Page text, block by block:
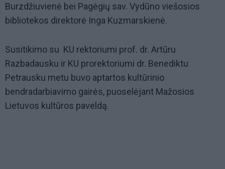
Burzdžiuvienė bei Pagėgių sav. Vydūno viešosios
bibliotekos direktorė Inga Kuzmarskienė.
Susitikimo su KU rektoriumi prof. dr. Artūru
Razbadausku ir KU prorektoriumi dr. Benediktu
Petrausku metu buvo aptartos kultūrinio
bendradarbiavimo gairės, puoselėjant Mažosios
Lietuvos kultūros paveldą.